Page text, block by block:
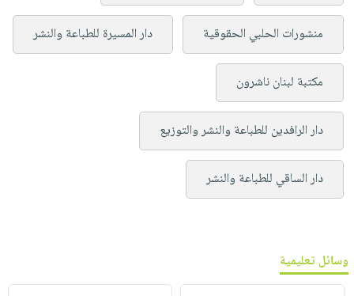
منشورات الحلبي الحقوقية دار المسيرة للطباعة والنشر
مكتبة لبنان ناشرون
دار الرافدين للطباعة والنشر والتوزيع
دار الساقي للطباعة والنشر
وسائل تعليمية